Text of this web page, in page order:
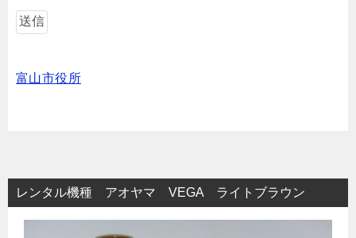
富山市役所
レンタル機種 アオヤマ VEGA ライトブラウン